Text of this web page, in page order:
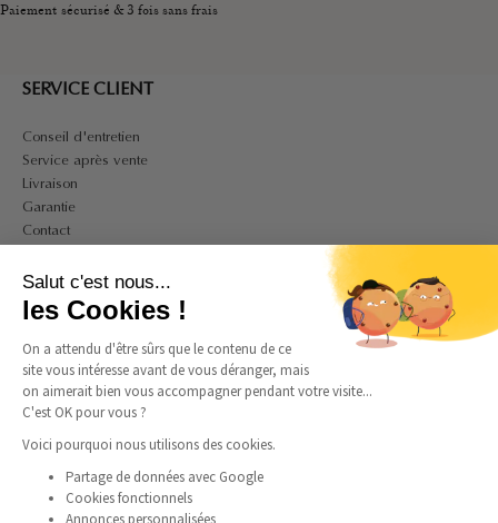
Salut c'est nous...
les Cookies !
On a attendu d'être sûrs que le contenu de ce
site vous intéresse avant de vous déranger, mais
on aimerait bien vous accompagner pendant votre visite...
C'est OK pour vous ?
Voici pourquoi nous utilisons des cookies.
Partage de données avec Google
Cookies fonctionnels
Paiement sécurisé & 3 fois sans frais
SERVICE CLIENT
Conseil d'entretien
Service après vente
Livraison
Garantie
Contact
Mon compte
CGU
Politique de confidentialité et de cookies
Mentions légales
Guide des tailles bagues
Guide des tailles colliers
SUIVEZ-NOUS